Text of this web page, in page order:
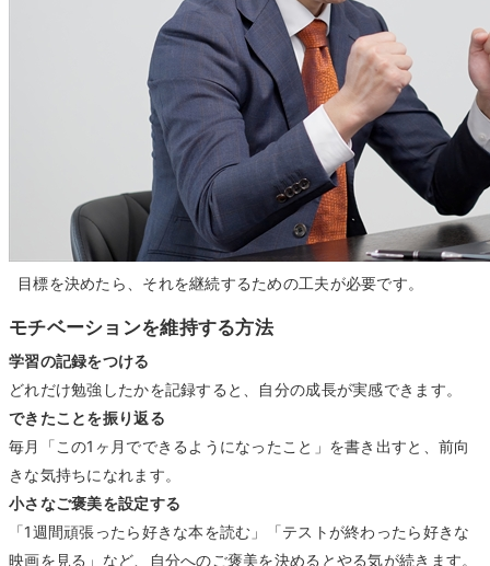
目標を決めたら、それを継続するための工夫が必要です。
モチベーションを維持する方法
学習の記録をつける
どれだけ勉強したかを記録すると、自分の成長が実感できます。
できたことを振り返る
毎月「この1ヶ月でできるようになったこと」を書き出すと、前向
きな気持ちになれます。
小さなご褒美を設定する
「1週間頑張ったら好きな本を読む」「テストが終わったら好きな
映画を見る」など、自分へのご褒美を決めるとやる気が続きます。